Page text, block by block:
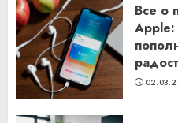
Все о
Apple: